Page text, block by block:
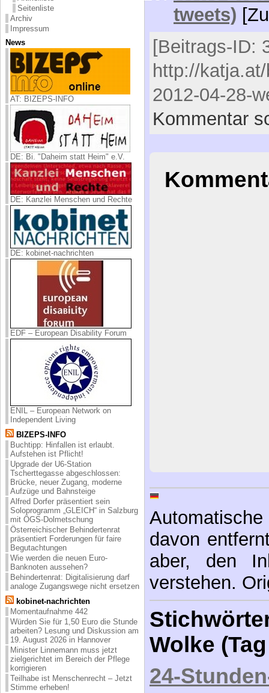
Seitenliste
Archiv
Impressum
News
AT: BIZEPS-INFO
DE: Bi. "Daheim statt Heim" e.V.
DE: Kanzlei Menschen und Rechte
DE: kobinet-nachrichten
EDF – European Disability Forum
ENIL – European Network on
Independent Living
BIZEPS-INFO
Buchtipp: Hinfallen ist erlaubt.
Aufstehen ist Pflicht!
Upgrade der U6-Station
Tscherttegasse abgeschlossen:
Brücke, neuer Zugang, moderne
Aufzüge und Bahnsteige
Alfred Dorfer präsentiert sein
Soloprogramm „GLEICH“ in Salzburg
mit ÖGS-Dolmetschung
Österreichischer Behindertenrat
präsentiert Forderungen für faire
Begutachtungen
Wie werden die neuen Euro-
Banknoten aussehen?
Behindertenrat: Digitalisierung darf
analoge Zugangswege nicht ersetzen
kobinet-nachrichten
Momentaufnahme 442
Würden Sie für 1,50 Euro die Stunde
arbeiten? Lesung und Diskussion am
19. August 2026 in Hannover
Minister Linnemann muss jetzt
zielgerichtet im Bereich der Pflege
korrigieren
Teilhabe ist Menschenrecht – Jetzt
Stimme erheben!
tweets)
[Beitrags-ID:
http://
2012-04-28-
Kommentar
davon
aber, den
verstehen.
Wolke
24-